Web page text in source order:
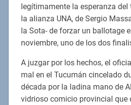
legítimamente la esperanza del
la alianza UNA, de Sergio
la Sota- de forzar un ballotage
noviembre, uno de los dos
A juzgar por los hechos, el
mal en el Tucumán cincelado
década por la ladina mano de
vidrioso comicio provincial que